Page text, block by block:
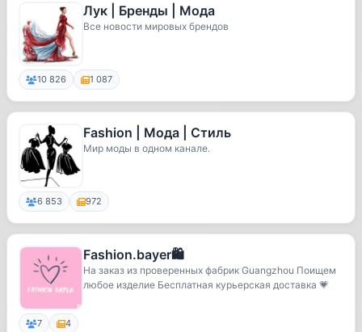
Лук | Бренды | Мода
Все новости мировых брендов
10 826 1 087
Fashion | Мода | Стиль
Мир моды в одном канале.
6 853 972
Fashion.bayer🛍️
На заказ из проверенных фабрик Guangzhou Поищем
любое изделие Бесплатная курьерская доставка 💗
7 4